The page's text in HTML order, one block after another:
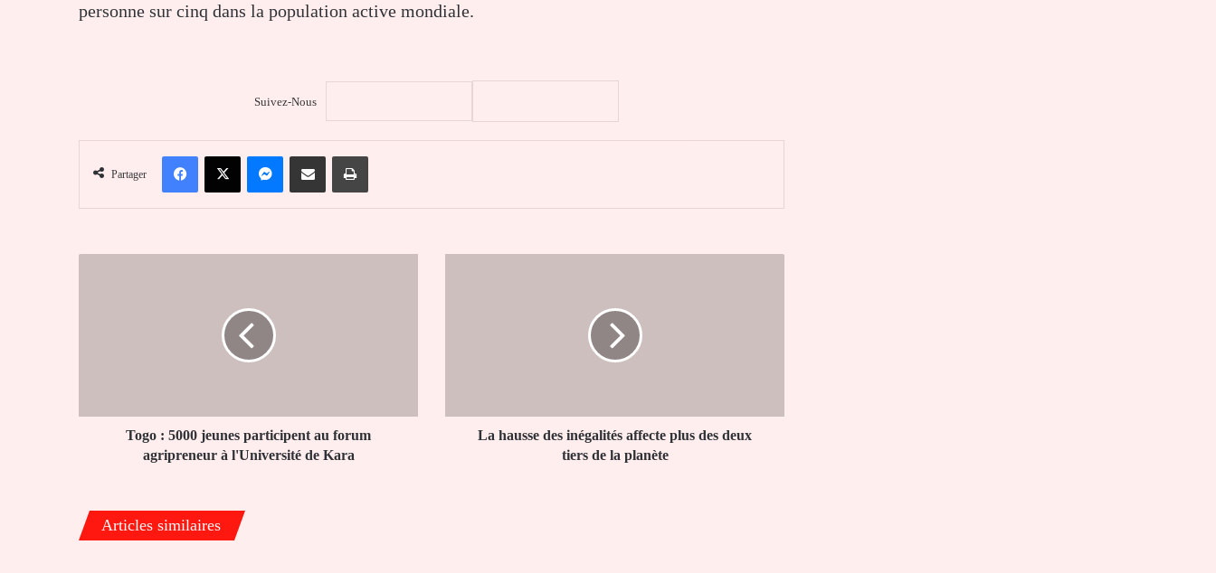
personne sur cinq dans la population active mondiale.
Suivez-Nous
Partager
FacebookX MessengerPartager par email Imprimer
à
l'UniversitéTogo : 5000 jeunes participent au forum
agripreneur à l'Université de Kara
tiers
La hausse des inégalités affecte plus des deux
tiers de la planète
Articles similaires